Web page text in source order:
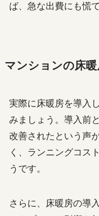
ば、急な出費にも慌
マンションの床
実際に床暖房を導入
みましょう。導入前
改善されたという声
く、ランニングコス
うです。
さらに、床暖房の導